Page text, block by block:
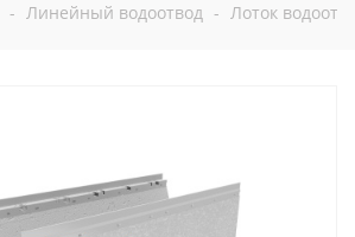
- Линейный водоотвод - Лоток